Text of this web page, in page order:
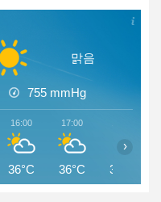
맑음
755 mmHg
16:00
36°C
17:00
36°C 36°C
›